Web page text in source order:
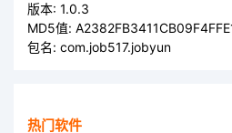
版本: 1.0.3
MD5值:
包名: com.job517.jobyun
热门软件